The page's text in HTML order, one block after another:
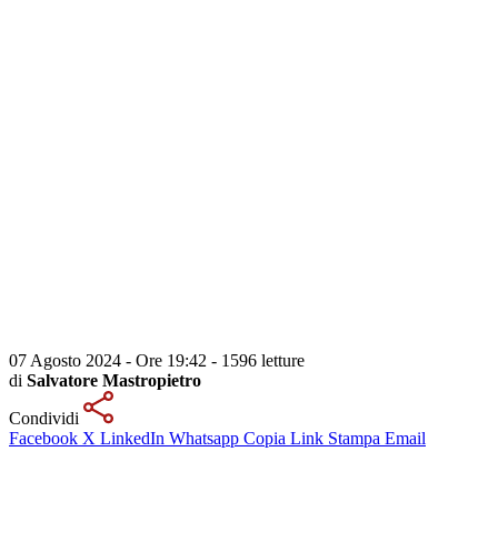
07 Agosto 2024 - Ore 19:42 - 1596 letture
di Salvatore Mastropietro
Condividi
Facebook X LinkedIn Whatsapp Copia Link Stampa Email